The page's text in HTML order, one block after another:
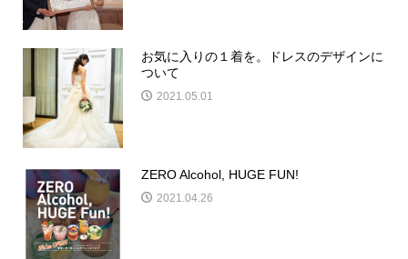
お気に入りの１着を。ドレスのデザインに
ついて
2021.05.01
ZERO Alcohol, HUGE FUN!
2021.04.26